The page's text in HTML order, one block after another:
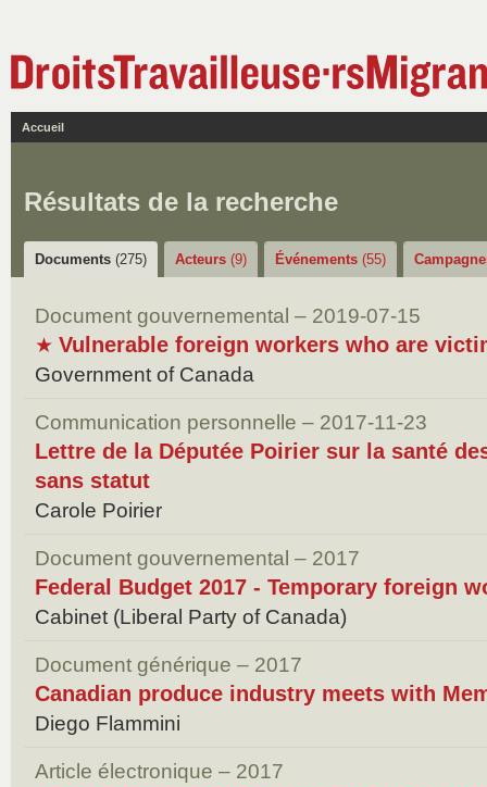
Accueil
Résultats de la recherche
Documents (275) Acteurs (9) Événements (55)
Document gouvernemental – 2019-07-15
★ Vulnerable foreign workers who are
Government of Canada
Communication personnelle – 2017-11-23
Lettre de la Députée Poirier sur la santé
sans statut
Carole Poirier
Document gouvernemental – 2017
Federal Budget 2017 - Temporary foreign
Cabinet (Liberal Party of Canada)
Document générique – 2017
Canadian produce industry meets with
Diego Flammini
Article électronique – 2017